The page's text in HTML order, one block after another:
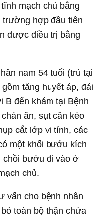
mạch chủ bằng
hợp đầu tiên
được điều trị bằng
nam 54 tuổi (trú tại
tăng huyết áp, đái
B đến khám tại Bệnh
ăn, sụt cân kéo
cắt lớp vi tính, các
một khối bướu kích
chồi bướu đi vào ở
chủ.
vấn cho bệnh nhân
toàn bộ thận chứa